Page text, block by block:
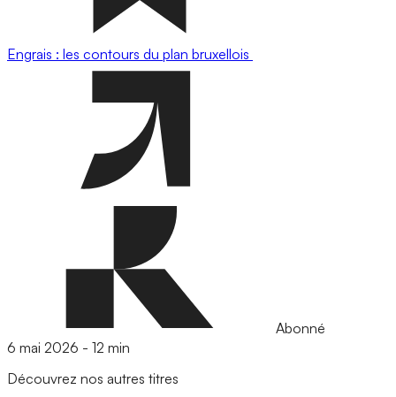
Engrais : les contours du plan bruxellois
Abonné
6 mai 2026 - 12 min
Découvrez nos autres titres